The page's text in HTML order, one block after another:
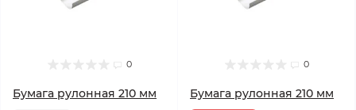
0
Бумага рулонная 210 мм
0
Бумага рулонная 210 мм